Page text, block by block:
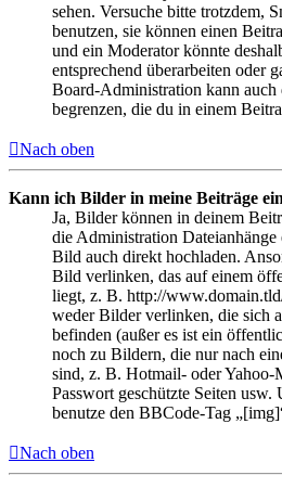
sehen. Versuche bitte trotzdem,
benutzen, sie können einen
und ein Moderator könnte
entsprechend überarbeiten oder
Board-Administration kann
begrenzen, die du in einem
Nach oben
Kann ich Bilder in meine Beiträge
Ja, Bilder können in deinem
die Administration Dateianhänge
Bild auch direkt hochladen.
Bild verlinken, das auf einem
liegt, z. B. http://
weder Bilder verlinken, die sich
befinden (außer es ist ein
noch zu Bildern, die nur nach
sind, z. B. Hotmail- oder Yahoo-
Passwort geschützte Seiten
benutze den BBCode-Tag
Nach oben